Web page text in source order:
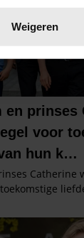
in het
om content en
voor
te
van onze
heeft verstrekt
cookies als u
Weigeren